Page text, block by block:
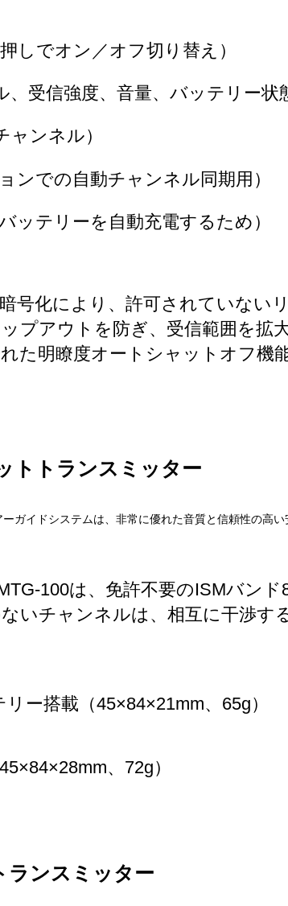
しでオン／オフ切り替え）
受信強度、音量、バッテリー状
ンネル）
ンでの自動チャンネル同期用）
ッテリーを自動充電するため）
号化により、許可されていない
プアウトを防ぎ、受信範囲を拡
た明瞭度オートシャットオフ機
トトランスミッター
100は、免許不要のISMバン
いチャンネルは、相互に干渉
ー搭載（45×84×21mm、65g）
、72g）
ランスミッター